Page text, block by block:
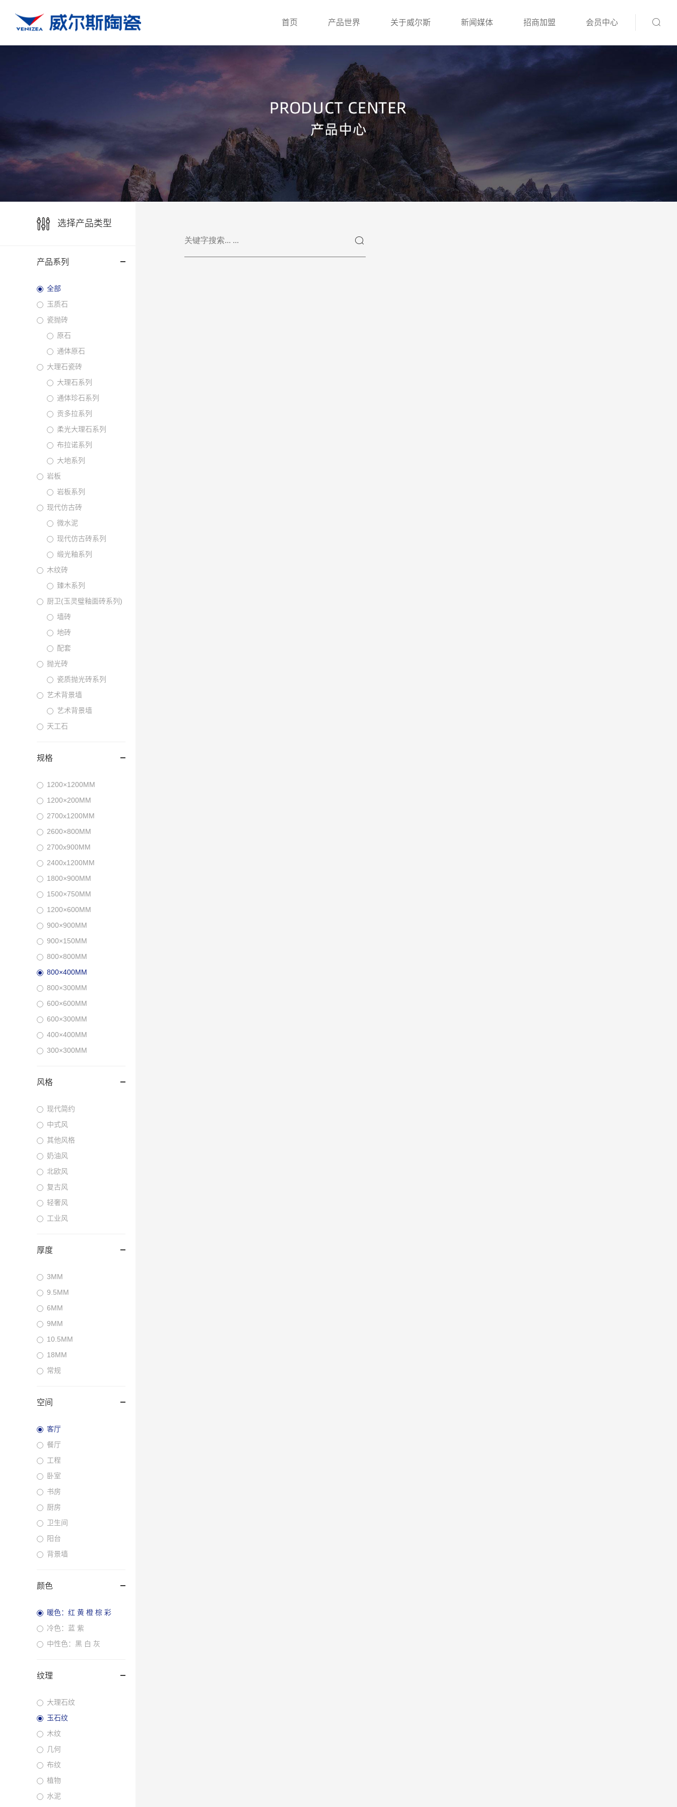
首页 产品世界 关于威尔斯 新闻媒体 招商加盟 会员中心
选择产品类型
产品系列
全部
玉质石
瓷抛砖
原石
通体原石
大理石瓷砖
大理石系列
通体珍石系列
贡多拉系列
柔光大理石系列
布拉诺系列
大地系列
岩板
岩板系列
现代仿古砖
微水泥
现代仿古砖系列
缎光釉系列
木纹砖
臻木系列
厨卫(玉灵璧釉面砖系列)
墙砖
地砖
配套
抛光砖
瓷质抛光砖系列
艺术背景墙
艺术背景墙
天工石
规格
1200×1200MM
1200×200MM
2700x1200MM
2600×800MM
2700x900MM
2400x1200MM
1800×900MM
1500×750MM
1200×600MM
900×900MM
900×150MM
800×800MM
800×400MM
800×300MM
600×600MM
600×300MM
400×400MM
300×300MM
风格
现代简约
中式风
其他风格
奶油风
北欧风
复古风
轻奢风
工业风
厚度
3MM
9.5MM
6MM
9MM
10.5MM
18MM
常规
空间
客厅
餐厅
工程
卧室
书房
厨房
卫生间
阳台
背景墙
颜色
暖色：红 黄 橙 棕 彩
冷色：蓝 紫
中性色：黑 白 灰
纹理
大理石纹
玉石纹
木纹
几何
布纹
植物
水泥